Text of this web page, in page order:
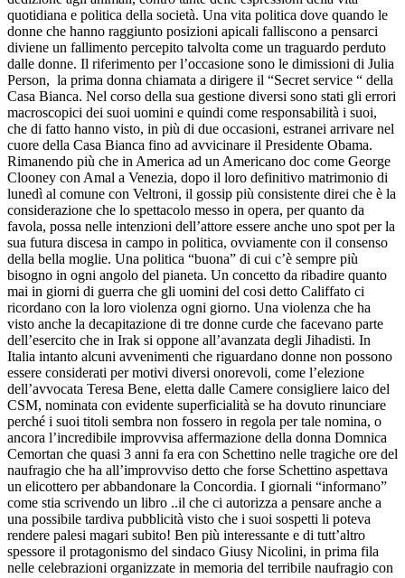
quotidiana e politica della società. Una vita politica dove quando le
donne che hanno raggiunto posizioni apicali falliscono a pensarci
diviene un fallimento percepito talvolta come un traguardo perduto
dalle donne. Il riferimento per l’occasione sono le dimissioni di Julia
Person, la prima donna chiamata a dirigere il “Secret service “ della
Casa Bianca. Nel corso della sua gestione diversi sono stati gli errori
macroscopici dei suoi uomini e quindi come responsabilità i suoi,
che di fatto hanno visto, in più di due occasioni, estranei arrivare nel
cuore della Casa Bianca fino ad avvicinare il Presidente Obama.
Rimanendo più che in America ad un Americano doc come George
Clooney con Amal a Venezia, dopo il loro definitivo matrimonio di
lunedì al comune con Veltroni, il gossip più consistente direi che è la
considerazione che lo spettacolo messo in opera, per quanto da
favola, possa nelle intenzioni dell’attore essere anche uno spot per la
sua futura discesa in campo in politica, ovviamente con il consenso
della bella moglie. Una politica “buona” di cui c’è sempre più
bisogno in ogni angolo del pianeta. Un concetto da ribadire quanto
mai in giorni di guerra che gli uomini del cosi detto Califfato ci
ricordano con la loro violenza ogni giorno. Una violenza che ha
visto anche la decapitazione di tre donne curde che facevano parte
dell’esercito che in Irak si oppone all’avanzata degli Jihadisti. In
Italia intanto alcuni avvenimenti che riguardano donne non possono
essere considerati per motivi diversi onorevoli, come l’elezione
dell’avvocata Teresa Bene, eletta dalle Camere consigliere laico del
CSM, nominata con evidente superficialità se ha dovuto rinunciare
perché i suoi titoli sembra non fossero in regola per tale nomina, o
ancora l’incredibile improvvisa affermazione della donna Domnica
Cemortan che quasi 3 anni fa era con Schettino nelle tragiche ore del
naufragio che ha all’improvviso detto che forse Schettino aspettava
un elicottero per abbandonare la Concordia. I giornali “informano”
come stia scrivendo un libro ..il che ci autorizza a pensare anche a
una possibile tardiva pubblicità visto che i suoi sospetti li poteva
rendere palesi magari subito! Ben più interessante e di tutt’altro
spessore il protagonismo del sindaco Giusy Nicolini, in prima fila
nelle celebrazioni organizzate in memoria del terribile naufragio con